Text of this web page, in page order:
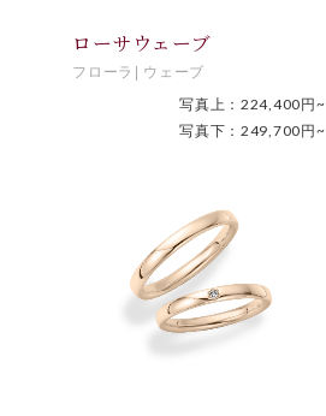
ローサウェーブ
フローラ ウェーブ
写真上：224,400円~
写真下：249,700円~